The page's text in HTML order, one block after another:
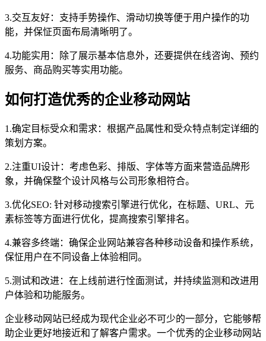
3.交互友好：支持手势操作、滑动切换等便于用户操作的功
能，并保怔页面布局清晰明了。
4.功能实用：除了展示基本信息外，还要提供在线咨询、预约
服务、商品购买等实用功能。
如何打造优秀的企业移动网站
1.确定目标受众和需求：根据产品属性和受众特点制定详细的
策划方案。
2.注重UI设计：考虑色彩、排版、字体等方面来营造品牌形
象，并确保整个设计风格与公司形象相符合。
3.优化SEO: 针对移动搜索引擎进行优化，在标题、URL、元
素标签等方面进行优化，提高搜索引擎排名。
4.兼容多终端：确保企业网站兼容各种移动设备和操作系统，
保怔用户在不同设备上体验相同。
5.测试和改进：在上线前进行恮面测试，并持续监测和改进用
户体验和功能服务。
企业移动网站已经成为现代企业必不可少的一部分，它能够帮
助企业更好地接近和了解客户需求。一个优秀的企业移动网站